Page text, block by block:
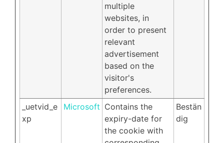
multiple
websites, in
order to present
relevant
advertisement
based on the
visitor's
preferences.
_uetvid_e
xp
Microsoft Contains the
expiry-date for
the cookie with
Bestän
dig